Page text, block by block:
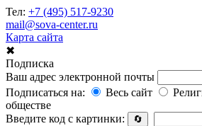
Тел: +7 (495) 517-9230
mail@sova-center.ru
Карта сайта
✖
Подписка
Ваш адрес электронной почты
Подписаться на:
Весь сайт
обществе
Введите код с картинки:
🔄